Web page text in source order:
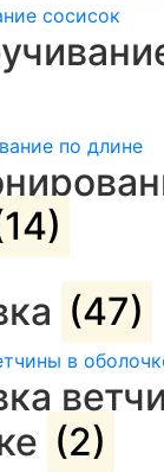
(47)
(2)